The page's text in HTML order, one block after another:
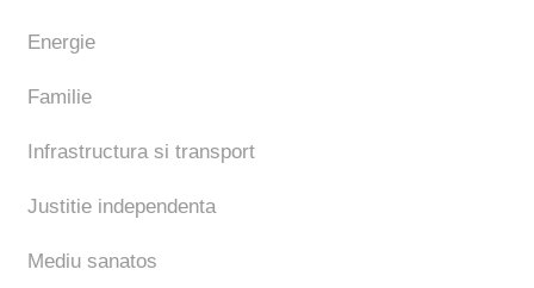
Energie
Familie
Infrastructura si transport
Justitie independenta
Mediu sanatos